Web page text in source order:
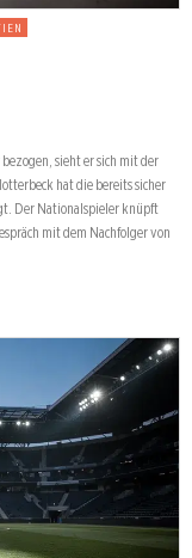
sieht er sich mit der
hat die bereits sicher
Der Nationalspieler knüpft
mit dem Nachfolger von